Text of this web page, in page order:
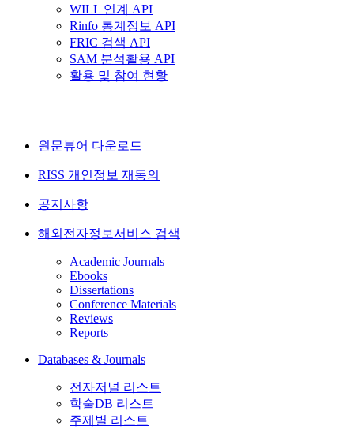
WILL 연계 API
Rinfo 통계정보 API
FRIC 검색 API
SAM 분석활용 API
활용 및 참여 현황
원문뷰어 다운로드
RISS 개인정보 재동의
공지사항
해외전자정보서비스 검색
Academic Journals
Ebooks
Dissertations
Conference Materials
Reviews
Reports
Databases & Journals
전자저널 리스트
학술DB 리스트
주제별 리스트